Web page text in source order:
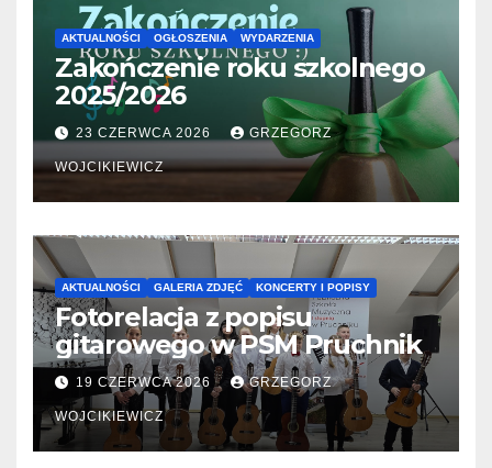
AKTUALNOŚCI OGŁOSZENIA WYDARZENIA
Zakończenie roku szkolnego
2025/2026
23 CZERWCA 2026 GRZEGORZ
WOJCIKIEWICZ
AKTUALNOŚCI GALERIA ZDJĘĆ KONCERTY I POPISY
Fotorelacja z popisu
gitarowego w PSM Pruchnik
19 CZERWCA 2026 GRZEGORZ
WOJCIKIEWICZ